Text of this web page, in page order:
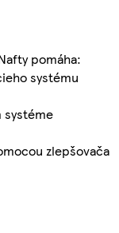
pomáha:
systému
systéme
zlepšovača